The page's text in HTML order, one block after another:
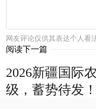
网友评论仅供其表达个人看
阅读下一篇
2026新疆国际
级，蓄势待发！